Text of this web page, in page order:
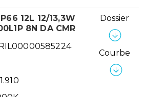
12L 12/13,3W
8N DA CMR
1.910
Dossier
Courbe